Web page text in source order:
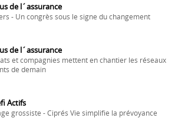
de l´assurance
- Un congrès sous le signe du changement
de l´assurance
et compagnies mettent en chantier les réseaux
de demain
Actifs
grossiste - Ciprés Vie simplifie la prévoyance